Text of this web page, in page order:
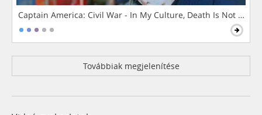
Captain America: Civil War - In My Culture, Death Is Not The
Továbbiak megjelenítése